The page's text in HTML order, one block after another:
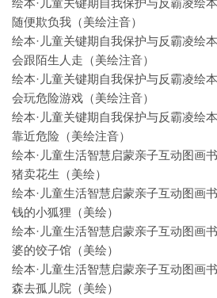
绘本·儿童关键期自我保护与反霸凌绘
随便欺负我（美绘注音）
绘本·儿童关键期自我保护与反霸凌绘
会跟陌生人走（美绘注音）
绘本·儿童关键期自我保护与反霸凌绘
会玩危险游戏（美绘注音）
绘本·儿童关键期自我保护与反霸凌绘
靠近危险（美绘注音）
绘本·儿童生活智慧启蒙亲子互动图画
猪卖花生（美绘）
绘本·儿童生活智慧启蒙亲子互动图画
钱的小狐狸（美绘）
绘本·儿童生活智慧启蒙亲子互动图画
婆的饺子馆（美绘）
绘本·儿童生活智慧启蒙亲子互动图画
森去孤儿院（美绘）